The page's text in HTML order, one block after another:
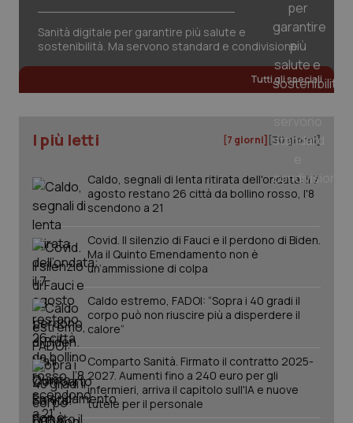
Sanità digitale per garantire più salute e
sostenibilità. Ma servono standard e condivisione
Tutti gli speciali
I più letti [7 giorni] [30 giorni]
Caldo, segnali di lenta ritirata dell'ondata: il 7
agosto restano 26 città da bollino rosso, l'8
scendono a 21
Covid. Il silenzio di Fauci e il perdono di Biden.
Ma il Quinto Emendamento non è
un’ammissione di colpa
Caldo estremo, FADOI: “Sopra i 40 gradi il
corpo può non riuscire più a disperdere il
calore”
Comparto Sanità. Firmato il contratto 2025-
2027. Aumenti fino a 240 euro per gli
infermieri, arriva il capitolo sull'IA e nuove
tutele per il personale
tracking-sites-ironfish-
session-id
www.quotidianosanita.it
_ga